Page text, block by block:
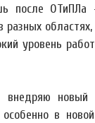
после
уровень
новый
в